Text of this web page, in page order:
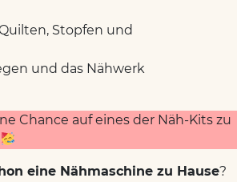
Stopfen und
und das Nähwerk
Chance auf eines der Näh-Kits zu
eine Nähmaschine zu Hause?